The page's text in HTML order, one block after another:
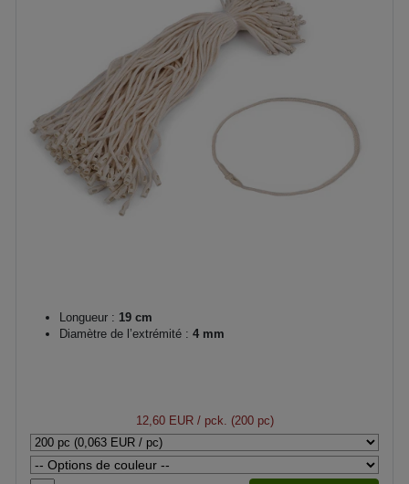
Longueur : 19 cm
Diamètre de l’extrémité : 4 mm
12,60 EUR/ pck. (200 pc)